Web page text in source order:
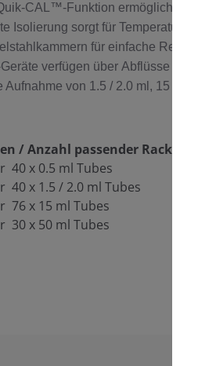
CAL™-Funktion ermöglicht eine
Isolierung sorgt für
für einfache
verfügen über Abflüsse für
Aufnahme von 1.5 / 2.0 ml, 15 ml
/ Anzahl passender Racks
40 x 0.5 ml Tubes
40 x 1.5 / 2.0 ml Tubes
76 x 15 ml Tubes
30 x 50 ml Tubes